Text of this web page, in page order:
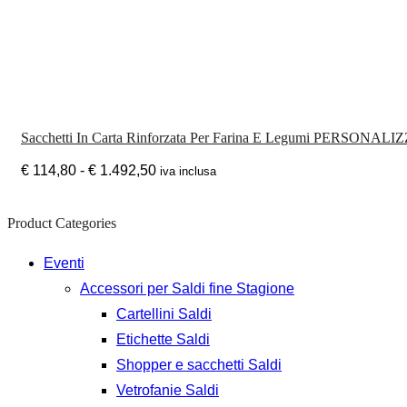
Sacchetti In Carta Rinforzata Per Farina E Legumi
€ 114,80 - € 1.492,50 iva inclusa
Product Categories
Eventi
Accessori per Saldi fine Stagione
Cartellini Saldi
Etichette Saldi
Shopper e sacchetti Saldi
Vetrofanie Saldi